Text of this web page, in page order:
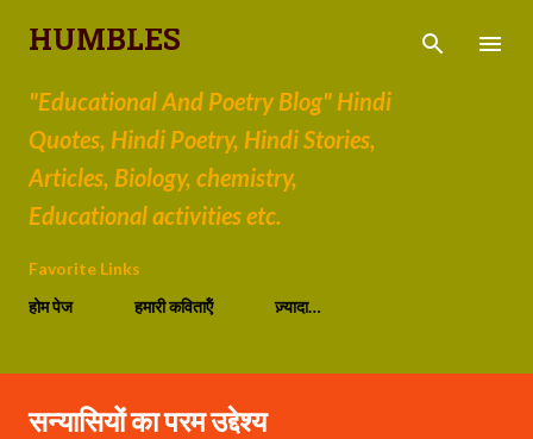
HUMBLES
"Educational And Poetry Blog" Hindi
Quotes, Hindi Poetry, Hindi Stories,
Articles, Biology, chemistry,
Educational activities etc.
Favorite Links
होम पेज
हमारी कविताऍं ज़्यादा…
सन्यासियों का परम उद्देश्य